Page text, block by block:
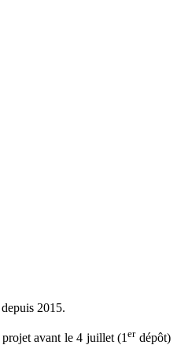
2015.
avant le 4 juillet (1erdépôt)